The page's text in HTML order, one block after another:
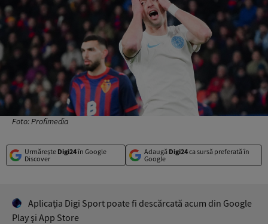
Foto: Profimedia
Urmărește Digi24în Google
Discover
Adaugă Digi24ca sursă preferată în
Google
Aplicaţia Digi Sport poate fi descărcată acum din Google
Play şi App Store